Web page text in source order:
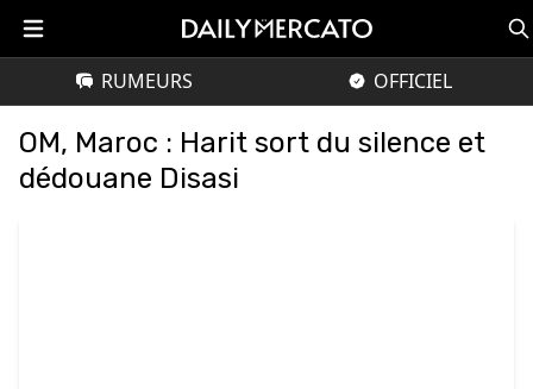
RUMEURS OFFICIEL
OM, Maroc : Harit sort du silence et
dédouane Disasi